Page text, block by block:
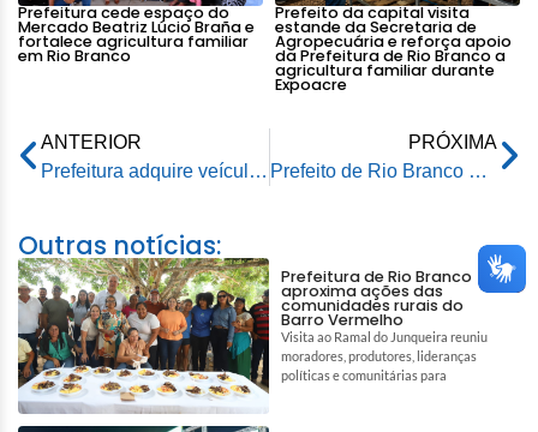
Prefeitura cede espaço do
Mercado Beatriz Lúcio Braña e
fortalece agricultura familiar
em Rio Branco
Prefeito da capital visita
estande da Secretaria de
Agropecuária e reforça apoio
da Prefeitura de Rio Branco a
agricultura familiar durante
Expoacre
ANTERIOR
Prefeitura adquire veículos para dar mais assistência ao homem do campo
PRÓXIMA
Prefeito de Rio Branco apresenta protótipo da casa do Projeto 1001 Dignidades à imprensa
Outras notícias:
Prefeitura de Rio Branco
aproxima ações das
comunidades rurais do
Barro Vermelho
Visita ao Ramal do Junqueira reuniu
moradores, produtores, lideranças
políticas e comunitárias para